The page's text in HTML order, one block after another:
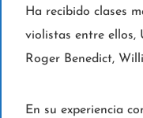
Ha recibido clases
violistas entre ellos,
Roger Benedict,
En su experiencia